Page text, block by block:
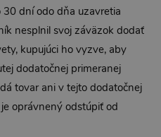
dní odo dňa uzavretia
nesplnil svoj záväzok dodať
kupujúci ho vyzve, aby
dodatočnej primeranej
tovar ani v tejto dodatočnej
oprávnený odstúpiť od